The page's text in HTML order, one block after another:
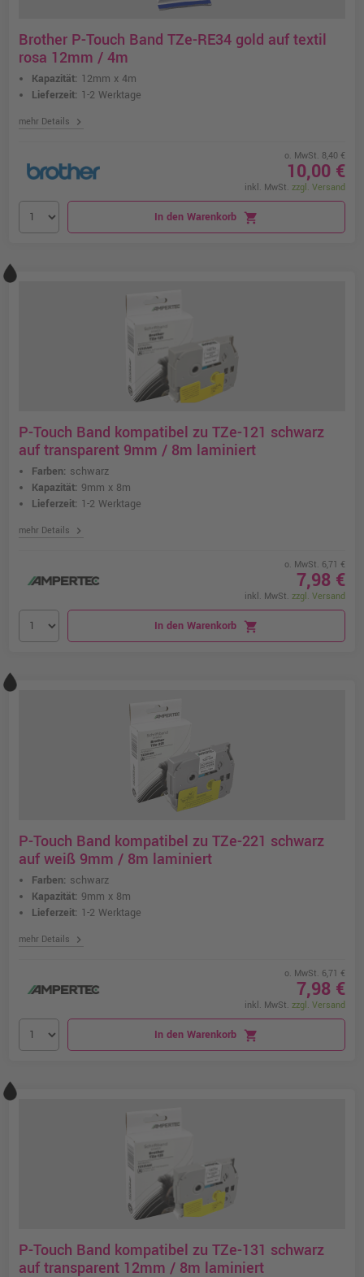
Brother P-Touch Band TZe-RE34 gold auf textil
rosa 12mm / 4m
Kapazität: 12mm x 4m
Lieferzeit: 1-2 Werktage
mehr Details chevron_right
o. MwSt. 8,40 €
10,00 €
inkl. MwSt. zzgl. Versand
In den Warenkorb shopping_cart
P-Touch Band kompatibel zu TZe-121 schwarz
auf transparent 9mm / 8m laminiert
Farben: schwarz
Kapazität: 9mm x 8m
Lieferzeit: 1-2 Werktage
mehr Details chevron_right
o. MwSt. 6,71 €
7,98 €
inkl. MwSt. zzgl. Versand
In den Warenkorb shopping_cart
P-Touch Band kompatibel zu TZe-221 schwarz
auf weiß 9mm / 8m laminiert
Farben: schwarz
Kapazität: 9mm x 8m
Lieferzeit: 1-2 Werktage
mehr Details chevron_right
o. MwSt. 6,71 €
7,98 €
inkl. MwSt. zzgl. Versand
In den Warenkorb shopping_cart
P-Touch Band kompatibel zu TZe-131 schwarz
auf transparent 12mm / 8m laminiert